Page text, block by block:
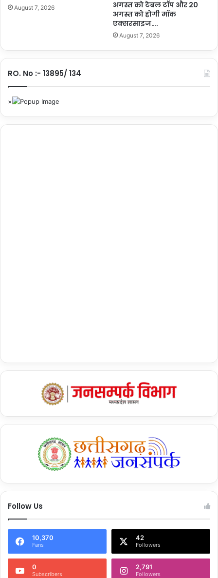
August 7, 2026
अगस्त को टेबल टॉप और 20
अगस्त को होगी मॉक
एक्सरसाइज….
August 7, 2026
RO. No :- 13895/ 134
Follow Us
10,370
Fans
42
Followers
0
Subscribers
2,791
Followers